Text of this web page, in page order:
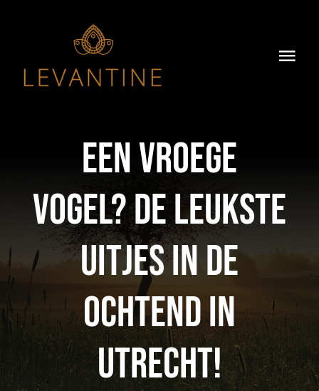
Dry-Aged
Groepsdiner
Impressie
Blog
Contact
Een vroege
vogel? De leukste
uitjes in de
ochtend in
Utrecht!